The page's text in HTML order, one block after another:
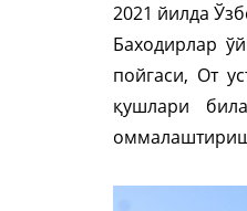
2021 йилда
Баходирлар
пойгаси, От
қушлари